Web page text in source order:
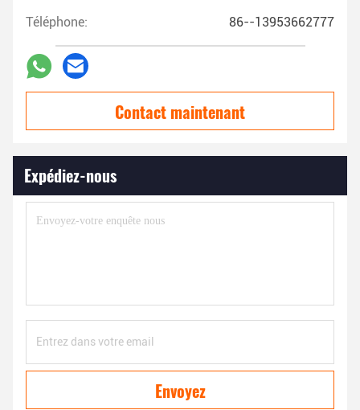
Téléphone: 86--13953662777
Contact maintenant
Expédiez-nous
Envoyez